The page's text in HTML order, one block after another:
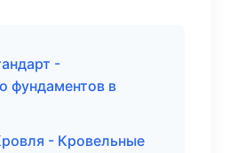
-
фундаментов в
- Кровельные